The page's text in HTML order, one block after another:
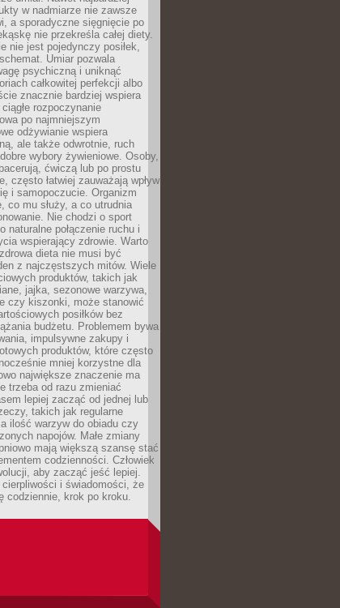
w nadmiarze nie zawsze
a sporadyczne sięgnięcie po
nie przekreśla całej diety.
nie jest pojedynczy posiłek,
Umiar pozwala
psychiczną i uniknąć
całkowitej perfekcji albo
znacznie bardziej wspiera
rozpoczynanie
po najmniejszym
odżywianie wspiera
ale także odwrotnie, ruch
wybory żywieniowe. Osoby,
ćwiczą lub po prostu
często łatwiej zauważają wpływ
i samopoczucie. Organizm
co mu służy, a co utrudnia
Nie chodzi o sport
naturalne połączenie ruchu i
wspierający zdrowie. Warto
dieta nie musi być
z najczęstszych mitów. Wiele
produktów, takich jak
jajka, sezonowe warzywa,
czy kiszonki, może stanowić
posiłków bez
budżetu. Problemem bywa
impulsywne zakupy i
produktów, które często
mniej korzystne dla
największe znaczenie ma
trzeba od razu zmieniać
lepiej zacząć od jednej lub
takich jak regularne
ilość warzyw do obiadu czy
napojów. Małe zmiany
mają większą szansę stać
codzienności. Człowiek
aby zacząć jeść lepiej.
cierpliwości i świadomości, że
codziennie, krok po kroku.